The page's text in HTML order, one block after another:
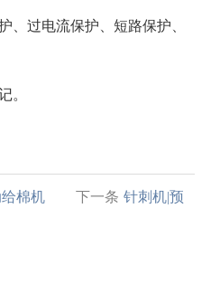
、过电流保护、短路保护、
。
棉机 下一条 针刺机|预